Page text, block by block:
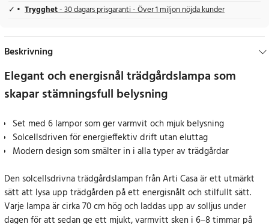
Trygghet- 30 dagars prisgaranti - Över 1 miljon nöjda kunder
Beskrivning
Elegant och energisnål trädgårdslampa som
skapar stämningsfull belysning
Set med 6 lampor som ger varmvit och mjuk belysning
Solcellsdriven för energieffektiv drift utan eluttag
Modern design som smälter in i alla typer av trädgårdar
Den solcellsdrivna trädgårdslampan från Arti Casa är ett utmärkt
sätt att lysa upp trädgården på ett energisnålt och stilfullt sätt.
Varje lampa är cirka 70 cm hög och laddas upp av solljus under
dagen för att sedan ge ett mjukt, varmvitt sken i 6–8 timmar på